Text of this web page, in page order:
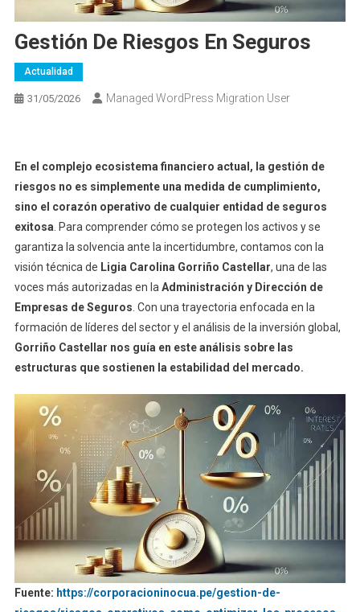
Gestión De Riesgos En Seguros
Actualidad
31/05/2026 Managed WordPress Migration User
En el complejo ecosistema financiero actual, la gestión de
riesgos no es simplemente una medida de cumplimiento,
sino el corazón operativo de cualquier entidad de seguros
exitosa . Para comprender cómo se protegen los activos y se
garantiza la solvencia ante la incertidumbre, contamos con la
visión técnica de Ligia Carolina Gorriño Castellar, una de las
voces más autorizadas en la Administración y Dirección de
Empresas de Seguros . Con una trayectoria enfocada en la
formación de líderes del sector y el análisis de la inversión global,
Gorriño Castellar nos guía en este análisis sobre las
estructuras que sostienen la estabilidad del mercado.
Fuente: https://corporacioninocua.pe/gestion-de-